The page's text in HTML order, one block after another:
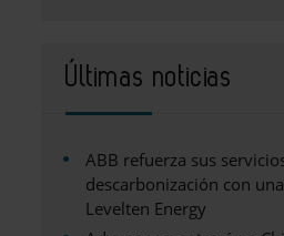
Últimas noticias
ABB refuerza sus
descarbonización con
Levelten Energy